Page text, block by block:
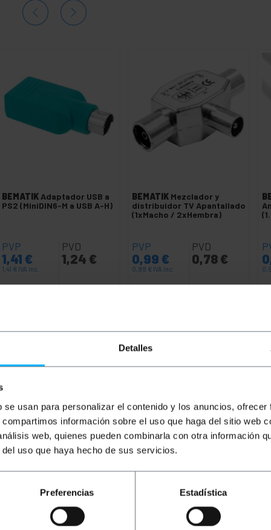
Detalles
usan para personalizar el contenido y los anuncios,
información sobre el uso que haga del sitio web
web, quienes pueden combinarla con otra información
uso que haya hecho de sus servicios.
Preferencias Estadística
BEMATIK Adaptador USB a
PS2 (MiniDIN6-M a USB A-H)
PVP
1,41 €
1,41 € IVA inc.
PVD
1,24 €
BEMATIK Mezclador y
distribuidor TV Apantallado
(1xMacho / 2xHembra)
PVP
0,99 €
0,99 € IVA inc.
PVD
0,78 €
de conexiones USB estándar a puertos de tipo B
el cableado existente para establecer comunicación
de hardware y evitando la sustitución de cables